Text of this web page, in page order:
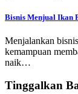
Bisnis Menjual Ikan
Menjalankan
kemampuan
naik…
Tinggalkan